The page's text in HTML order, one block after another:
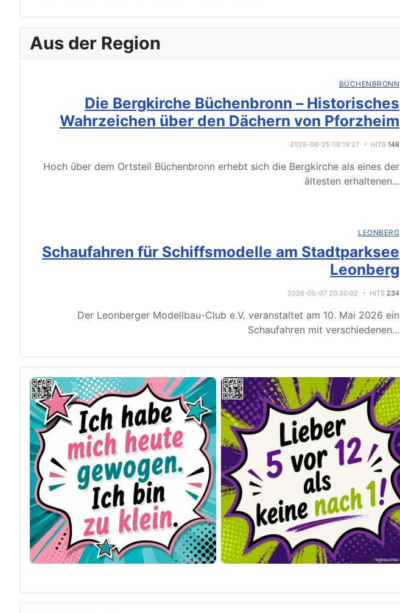
Aus der Region
BÜCHENBRONN
Die Bergkirche Büchenbronn – Historisches
Wahrzeichen über den Dächern von Pforzheim
2026-06-25 08:19:27 HITS 148
Hoch über dem Ortsteil Büchenbronn erhebt sich die Bergkirche als eines der
ältesten erhaltenen...
LEONBERG
Schaufahren für Schiffsmodelle am Stadtparksee
Leonberg
2026-05-07 20:30:02 HITS 234
Der Leonberger Modellbau-Club e.V. veranstaltet am 10. Mai 2026 ein
Schaufahren mit verschiedenen...